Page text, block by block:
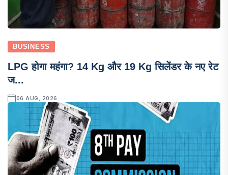
BUSINESS
LPG होगा महंगा? 14 Kg और 19 Kg सिलेंडर के नए रेट
ज...
06 AUG, 2026